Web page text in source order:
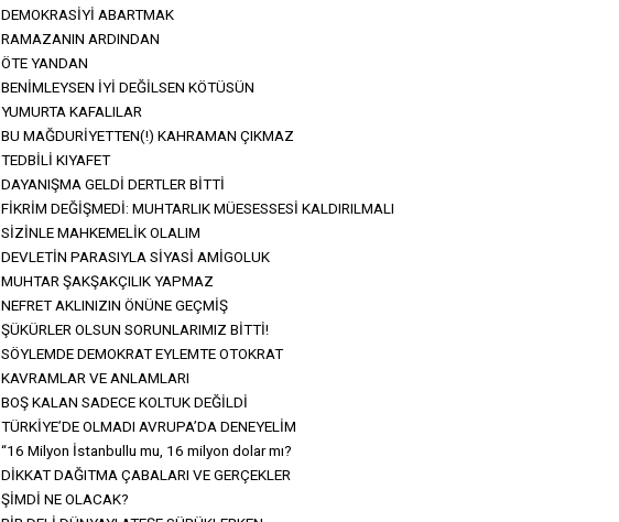
DEMOKRASİYİ ABARTMAK
RAMAZANIN ARDINDAN
ÖTE YANDAN
BENİMLEYSEN İYİ DEĞİLSEN KÖTÜSÜN
YUMURTA KAFALILAR
BU MAĞDURİYETTEN(!) KAHRAMAN ÇIKMAZ
TEDBİLİ KIYAFET
DAYANIŞMA GELDİ DERTLER BİTTİ
FİKRİM DEĞİŞMEDİ: MUHTARLIK MÜESESSESİ KALDIRILMALI
SİZİNLE MAHKEMELİK OLALIM
DEVLETİN PARASIYLA SİYASİ AMİGOLUK
MUHTAR ŞAKŞAKÇILIK YAPMAZ
NEFRET AKLINIZIN ÖNÜNE GEÇMİŞ
ŞÜKÜRLER OLSUN SORUNLARIMIZ BİTTİ!
SÖYLEMDE DEMOKRAT EYLEMTE OTOKRAT
KAVRAMLAR VE ANLAMLARI
BOŞ KALAN SADECE KOLTUK DEĞİLDİ
TÜRKİYE’DE OLMADI AVRUPA’DA DENEYELİM
“16 Milyon İstanbullu mu, 16 milyon dolar mı?
DİKKAT DAĞITMA ÇABALARI VE GERÇEKLER
ŞİMDİ NE OLACAK?